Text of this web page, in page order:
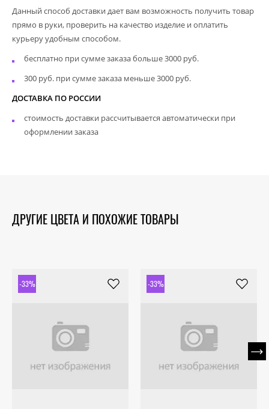
Данный способ доставки дает вам возможность получить товар
прямо в руки, проверить на качество изделие и оплатить
курьеру удобным способом.
бесплатно при сумме заказа больше 3000 руб.
300 руб. при сумме заказа меньше 3000 руб.
ДОСТАВКА ПО РОССИИ
стоимость доставки рассчитывается автоматически при
оформлении заказа
ДРУГИЕ ЦВЕТА И ПОХОЖИЕ ТОВАРЫ
-33% -33%